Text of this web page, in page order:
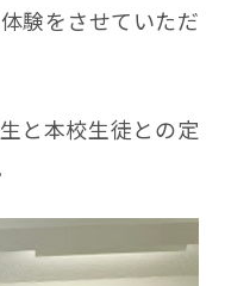
験をさせていただ
と本校生徒との定